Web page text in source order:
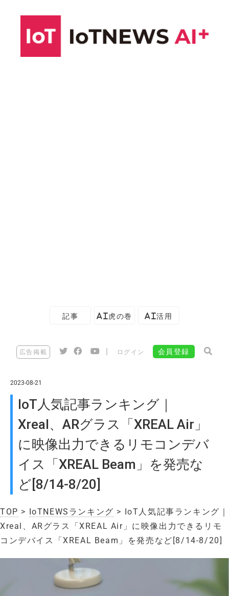
記事 AI虎の巻 AI活用
広告掲載 ログイン 会員登録
2023-08-21
IoT人気記事ランキング｜
Xreal、ARグラス「XREAL Air」
に映像出力できるリモコンデバ
イス「XREAL Beam」を発売な
ど[8/14-8/20]
TOP > IoTNEWSランキング > IoT人気記事ランキング｜
Xreal、ARグラス「XREAL Air」に映像出力できるリモ
コンデバイス「XREAL Beam」を発売など[8/14-8/20]